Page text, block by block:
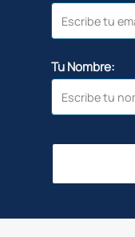
Tu Nombre: